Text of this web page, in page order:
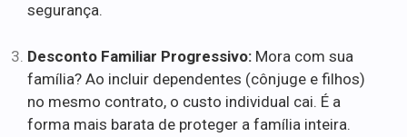
segurança.
Desconto Familiar Progressivo: Mora com sua
família? Ao incluir dependentes (cônjuge e filhos)
no mesmo contrato, o custo individual cai. É a
forma mais barata de proteger a família inteira.